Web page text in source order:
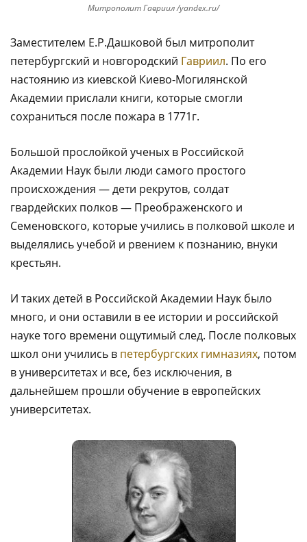
Митрополит Гавриил /yandex.ru/
Заместителем Е.Р.Дашковой был митрополит
петербургский и новгородский Гавриил. По его
настоянию из киевской Киево-Могилянской
Академии прислали книги, которые смогли
сохраниться после пожара в 1771г.
Большой прослойкой ученых в Российской
Академии Наук были люди самого простого
происхождения — дети рекрутов, солдат
гвардейских полков — Преображенского и
Семеновского, которые учились в полковой школе и
выделялись учебой и рвением к познанию, внуки
крестьян.
И таких детей в Российской Академии Наук было
много, и они оставили в ее истории и российской
науке того времени ощутимый след. После полковых
школ они учились в петербургских гимназиях, потом
в университетах и все, без исключения, в
дальнейшем прошли обучение в европейских
университетах.